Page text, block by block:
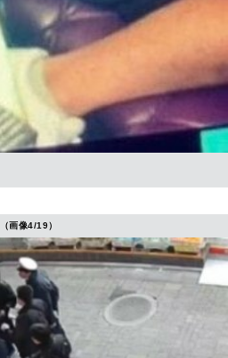
（画像4/19）